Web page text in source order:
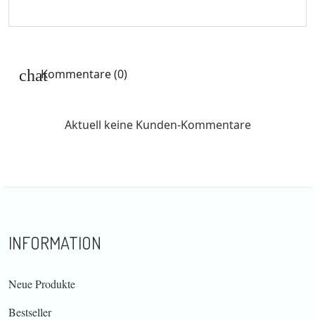
Kommentare (0)
Aktuell keine Kunden-Kommentare
INFORMATION
Neue Produkte
Bestseller